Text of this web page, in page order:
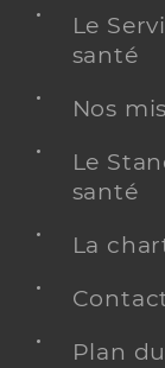
Le
santé
Nos
Le
santé
La
Plan